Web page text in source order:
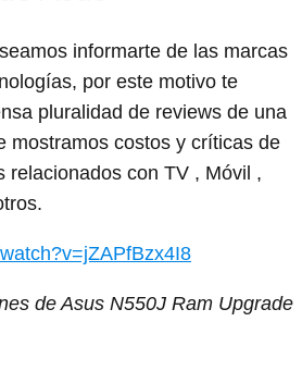
informarte de las marcas
por este motivo te
pluralidad de reviews de una
mostramos costos y críticas de
relacionados con TV , Móvil ,
de Asus N550J Ram Upgrade